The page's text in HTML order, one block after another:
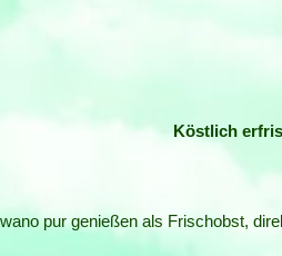
Köstlich
pur genießen als Frischobst,